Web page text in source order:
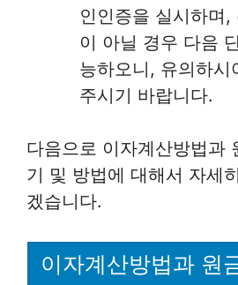
인인증을 실시하며
이 아닐 경우 다음
능하오니, 유의하시
주시기 바랍니다.
다음으로 이자계산방법과
기 및 방법에 대해서 자세
겠습니다.
이자계산방법과 원